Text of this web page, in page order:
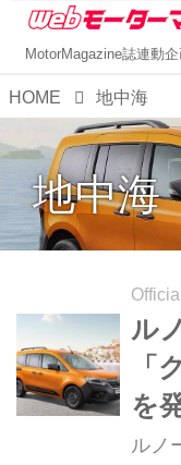
MotorMagazine誌連動企
HOME 地中海
地中海
ル
「
を
ぐ
ルノ